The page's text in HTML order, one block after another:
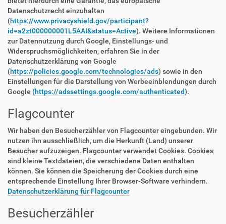
Datenschutzrecht einzuhalten
(https://www.privacyshield.gov/participant?
id=a2zt000000001L5AAI&status=Active). Weitere Informationen
zur Datennutzung durch Google, Einstellungs- und
Widerspruchsmöglichkeiten, erfahren Sie in der
Datenschutzerklärung von Google
(https://policies.google.com/technologies/ads) sowie in den
Einstellungen für die Darstellung von Werbeeinblendungen durch
Google (https://adssettings.google.com/authenticated).
Flagcounter
Wir haben den Besucherzähler von Flagcounter eingebunden. Wir
nutzen ihn ausschließlich, um die Herkunft (Land) unserer
Besucher aufzuzeigen. Flagcounter verwendet Cookies. Cookies
sind kleine Textdateien, die verschiedene Daten enthalten
können. Sie können die Speicherung der Cookies durch eine
entsprechende Einstellung Ihrer Browser-Software verhindern.
Datenschutzerklärung für Flagcounter
Besucherzähler